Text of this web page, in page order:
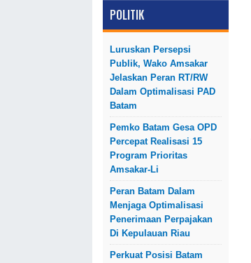
POLITIK
Luruskan Persepsi
Publik, Wako Amsakar
Jelaskan Peran RT/RW
Dalam Optimalisasi PAD
Batam
Pemko Batam Gesa OPD
Percepat Realisasi 15
Program Prioritas
Amsakar-Li
Peran Batam Dalam
Menjaga Optimalisasi
Penerimaan Perpajakan
Di Kepulauan Riau
Perkuat Posisi Batam